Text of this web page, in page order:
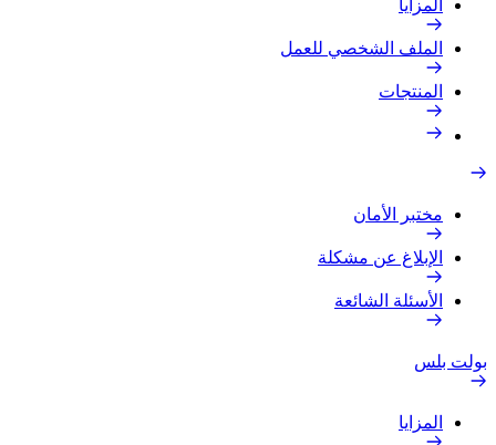
المزايا
الملف الشخصي للعمل
المنتجات
مختبر الأمان
الإبلاغ عن مشكلة
الأسئلة الشائعة
بولت بلس
المزايا